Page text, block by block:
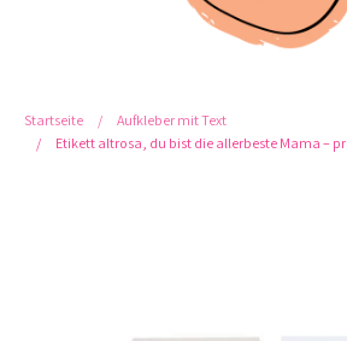
Startseite /
Aufkleber mit Text
/
Etikett altrosa, du bist die allerbeste Mama –